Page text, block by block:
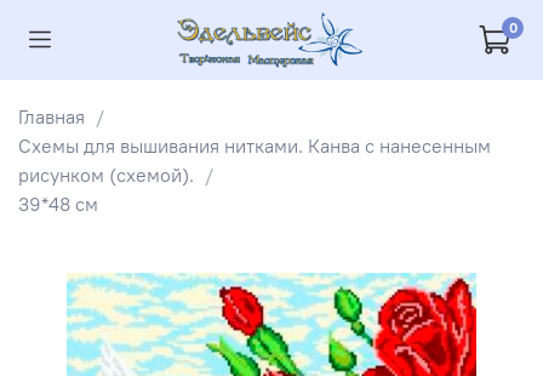
0
Главная
Схемы для вышивания нитками. Канва с нанесенным
рисунком (схемой).
39*48 см